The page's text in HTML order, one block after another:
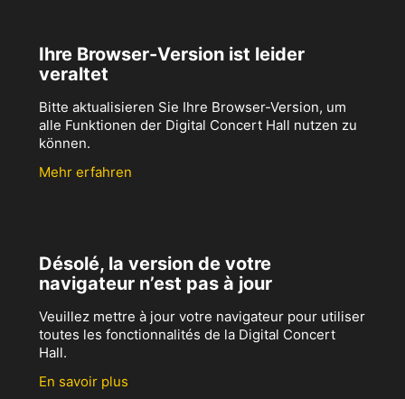
Ihre Browser-Version ist leider
veraltet
Bitte aktualisieren Sie Ihre Browser-Version, um
alle Funktionen der Digital Concert Hall nutzen zu
können.
Mehr erfahren
Désolé, la version de votre
navigateur n’est pas à jour
Veuillez mettre à jour votre navigateur pour utiliser
toutes les fonctionnalités de la Digital Concert
Hall.
En savoir plus